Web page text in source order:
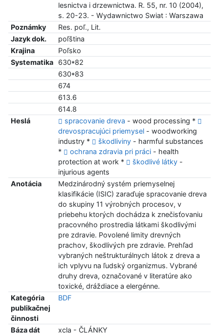
lesnictva i drzewnictwa. R. 55, nr. 10 (2004),
s. 20-23. - Wydawnictwo Swiat : Warszawa
Poznámky
Res. poľ., Lit.
Jazyk dok.
poľština
Krajina
Poľsko
Systematika
630*82
630*83
674
613.6
614.8
Heslá
spracovanie dreva - wood processing *
drevospracujúci priemysel- woodworking
industry *
škodliviny- harmful substances
*
ochrana zdravia pri práci- health
protection at work *
škodlivé látky-
injurious agents
Anotácia
Medzinárodný systém priemyselnej
klasifikácie (ISIC) zaraďuje spracovanie dreva
do skupiny 11 výrobných procesov, v
priebehu ktorých dochádza k znečisťovaniu
pracovného prostredia látkami škodlivými
pre zdravie. Povolené limity drevných
prachov, škodlivých pre zdravie. Prehľad
vybraných neštrukturálnych látok z dreva a
ich vplyvu na ľudský organizmus. Vybrané
druhy dreva, označované v literatúre ako
toxické, dráždiace a elergénne.
Kategória
publikačnej
činnosti
BDF
Báza dát
xcla - ČLÁNKY